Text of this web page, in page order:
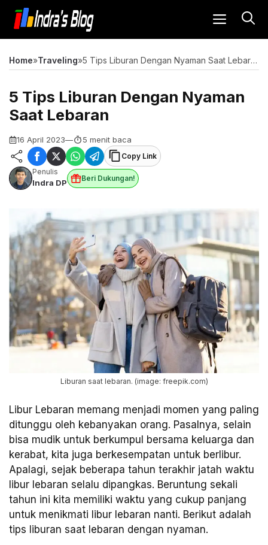
Langsung
isi
MENU
Home»Traveling» 5 Tips Liburan Dengan Nyaman Saat Lebaran
5 Tips Liburan Dengan Nyaman
Saat Lebaran
16 April 2023— 5 menit baca
Copy Link
Penulis
Indra DP Beri Dukungan!
Liburan saat lebaran. (image: freepik.com)
Libur Lebaran memang menjadi momen yang paling
ditunggu oleh kebanyakan orang. Pasalnya, selain
bisa mudik untuk berkumpul bersama keluarga dan
kerabat, kita juga berkesempatan untuk berlibur.
Apalagi, sejak beberapa tahun terakhir jatah waktu
libur lebaran selalu dipangkas. Beruntung sekali
tahun ini kita memiliki waktu yang cukup panjang
untuk menikmati libur lebaran nanti. Berikut adalah
tips liburan saat lebaran dengan nyaman.